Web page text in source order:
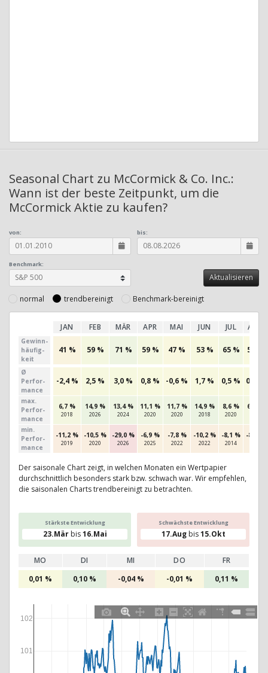
Seasonal Chart zu McCormick & Co. Inc.:
Wann ist der beste Zeitpunkt, um die
McCormick Aktie zu kaufen?
Benchmark:
von: bis:
normal trendbereinigt Benchmark-bereinigt
JAN FEB MÄR APR MAI JUN JUL AUG
Gewinn­
häufig­
keit
41 % 59 % 71 % 59 % 47 % 53 % 65 % 50 %
Ø
Perfor­
mance
-2,4 % 2,5 % 3,0 % 0,8 % -0,6 % 1,7 % 0,5 % 0,4 %
max.
Per­for­
mance
6,7 %
2018
14,9 %
2026
13,4 %
2024
11,1 %
2020
11,7 %
2020
14,9 %
2018
8,6 %
2020
6,2 %
min.
Per­for­
mance
-11,2 %
2019
-10,5 %
2020
-29,0 %
2026
-6,9 %
2025
-7,8 %
2022
-10,2 %
2022
-8,1 %
2014
-8,3 %
Der saisonale Chart zeigt, in welchen Monaten ein Wertpapier
durchschnittlich besonders stark bzw. schwach war. Wir empfehlen,
die saisonalen Charts trendbereinigt zu betrachten.
101
102
Stärkste Entwicklung
23.Märbis16.Mai
Schwächste Entwicklung
17.Augbis15.Okt
MO DI MI DO
FR
0,01 %
0,10 % -0,04 % -0,01 % 0,11 %